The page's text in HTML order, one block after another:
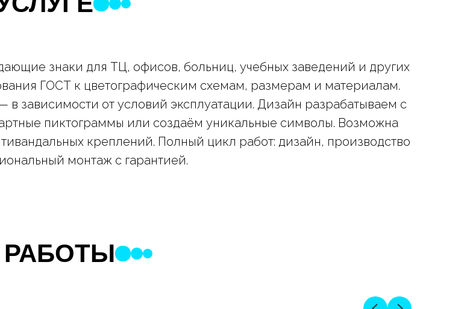
знаки для ТЦ, офисов, больниц, учебных заведений и других
ГОСТ к цветографическим схемам, размерам и материалам.
зависимости от условий эксплуатации. Дизайн разрабатываем с
пиктограммы или создаём уникальные символы. Возможна
креплений. Полный цикл работ: дизайн, производство
монтаж с гарантией.